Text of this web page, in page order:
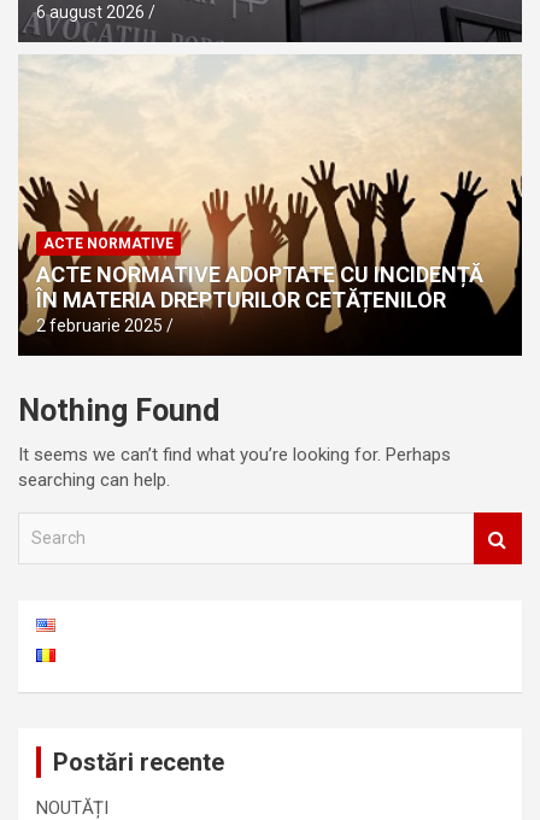
6 august 2026
ACTE NORMATIVE
ACTE NORMATIVE ADOPTATE CU INCIDENȚĂ
ÎN MATERIA DREPTURILOR CETĂȚENILOR
2 februarie 2025
Nothing Found
It seems we can’t find what you’re looking for. Perhaps
searching can help.
Postări recente
NOUTĂȚI